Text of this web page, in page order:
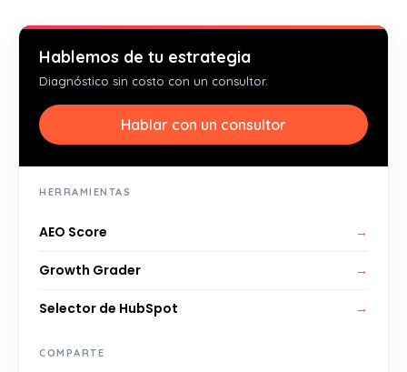
Hablemos de tu estrategia
Diagnóstico sin costo con un consultor.
Hablar con un consultor
HERRAMIENTAS
AEO Score →
Growth Grader →
Selector de HubSpot →
COMPARTE